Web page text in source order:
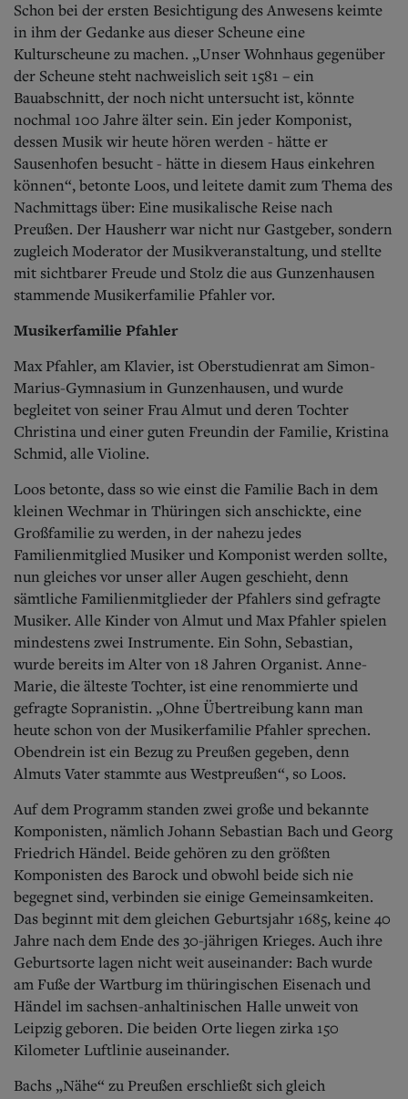
Schon bei der ersten Besichtigung des Anwesens keimte
in ihm der Gedanke aus dieser Scheune eine
Kulturscheune zu machen. „Unser Wohnhaus gegenüber
der Scheune steht nachweislich seit 1581 – ein
Bauabschnitt, der noch nicht untersucht ist, könnte
nochmal 100 Jahre älter sein. Ein jeder Komponist,
dessen Musik wir heute hören werden - hätte er
Sausenhofen besucht - hätte in diesem Haus einkehren
können“, betonte Loos, und leitete damit zum Thema des
Nachmittags über: Eine musikalische Reise nach
Preußen. Der Hausherr war nicht nur Gastgeber, sondern
zugleich Moderator der Musikveranstaltung, und stellte
mit sichtbarer Freude und Stolz die aus Gunzenhausen
stammende Musikerfamilie Pfahler vor.
Musikerfamilie Pfahler
Max Pfahler, am Klavier, ist Oberstudienrat am Simon-
Marius-Gymnasium in Gunzenhausen, und wurde
begleitet von seiner Frau Almut und deren Tochter
Christina und einer guten Freundin der Familie, Kristina
Schmid, alle Violine.
Loos betonte, dass so wie einst die Familie Bach in dem
kleinen Wechmar in Thüringen sich anschickte, eine
Großfamilie zu werden, in der nahezu jedes
Familienmitglied Musiker und Komponist werden sollte,
nun gleiches vor unser aller Augen geschieht, denn
sämtliche Familienmitglieder der Pfahlers sind gefragte
Musiker. Alle Kinder von Almut und Max Pfahler spielen
mindestens zwei Instrumente. Ein Sohn, Sebastian,
wurde bereits im Alter von 18 Jahren Organist. Anne-
Marie, die älteste Tochter, ist eine renommierte und
gefragte Sopranistin. „Ohne Übertreibung kann man
heute schon von der Musikerfamilie Pfahler sprechen.
Obendrein ist ein Bezug zu Preußen gegeben, denn
Almuts Vater stammte aus Westpreußen“, so Loos.
Auf dem Programm standen zwei große und bekannte
Komponisten, nämlich Johann Sebastian Bach und Georg
Friedrich Händel. Beide gehören zu den größten
Komponisten des Barock und obwohl beide sich nie
begegnet sind, verbinden sie einige Gemeinsamkeiten.
Das beginnt mit dem gleichen Geburtsjahr 1685, keine 40
Jahre nach dem Ende des 30-jährigen Krieges. Auch ihre
Geburtsorte lagen nicht weit auseinander: Bach wurde
am Fuße der Wartburg im thüringischen Eisenach und
Händel im sachsen-anhaltinischen Halle unweit von
Leipzig geboren. Die beiden Orte liegen zirka 150
Kilometer Luftlinie auseinander.
Bachs „Nähe“ zu Preußen erschließt sich gleich